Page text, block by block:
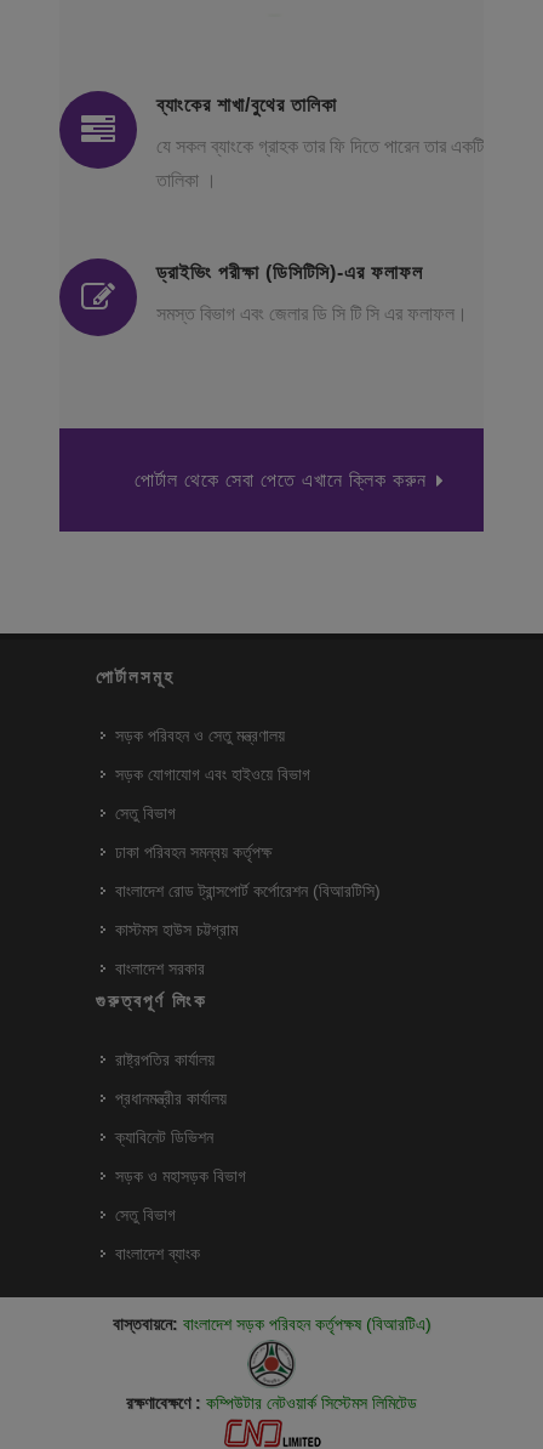
ব্যাংকের শাখা/বুথের তালিকা
যে সকল ব্যাংকে গ্রাহক তার ফি দিতে পারেন তার একটি
তালিকা ।
ড্রাইভিং পরীক্ষা (ডিসিটিসি)-এর ফলাফল
সমস্ত বিভাগ এবং জেলার ডি সি টি সি এর ফলাফল।
পোর্টাল থেকে সেবা পেতে এখানে ক্লিক করুন
পোর্টালসমূহ
সড়ক পরিবহন ও সেতু মন্ত্রণালয়
সড়ক যোগাযোগ এবং হাইওয়ে বিভাগ
সেতু বিভাগ
ঢাকা পরিবহন সমন্বয় কর্তৃপক্ষ
বাংলাদেশ রোড ট্রান্সপোর্ট কর্পোরেশন (বিআরটিসি)
কাস্টমস হাউস চট্টগ্রাম
বাংলাদেশ সরকার
গুরুত্বপূর্ণ লিংক
রাষ্ট্রপতির কার্যালয়
প্রধানমন্ত্রীর কার্যালয়
ক্যাবিনেট ডিভিশন
সড়ক ও মহাসড়ক বিভাগ
সেতু বিভাগ
বাংলাদেশ ব্যাংক
বাস্তবায়নে: বাংলাদেশ সড়ক পরিবহন কর্তৃপক্ষ (বিআরটিএ)
রক্ষণাবেক্ষণে : কম্পিউটার নেটওয়ার্ক সিস্টেমস লিমিটেড